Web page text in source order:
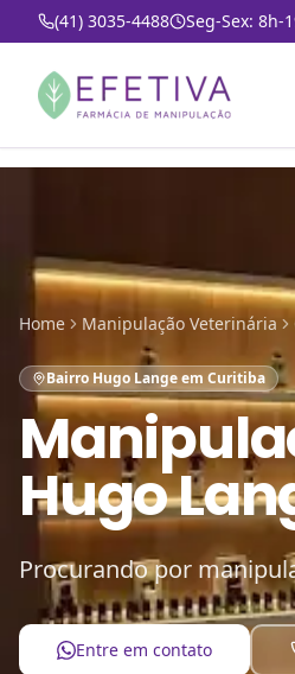
(41) 3035-4488 Seg-Sex: 8h-
Home Manipulação Veterinária
Bairro Hugo Lange em Curitiba
Hugo
Procurando por
Entre em contato